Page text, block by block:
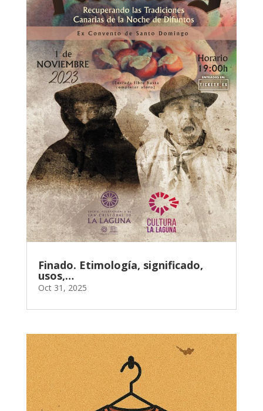
Finado. Etimología, significado,
usos,…
Oct 31, 2025